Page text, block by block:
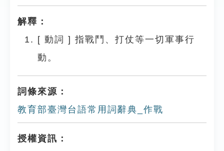
解釋：
[ 動詞 ] 指戰鬥、打仗等一切軍事行
動。
詞條來源：
教育部臺灣台語常用詞辭典_作戰
授權資訊：